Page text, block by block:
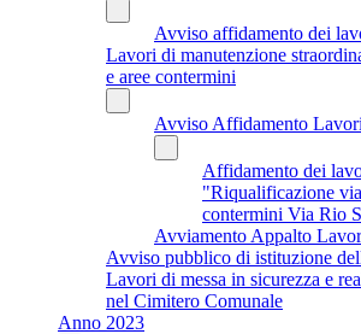
Avviso affidamento dei
Lavori di manutenzione
e aree contermini
Avviso Affidamento Lavori
Affidamento dei
"Riqualificazione
contermini Via Rio
Avviamento Appalto
Avviso pubblico di istituzione
Lavori di messa in sicurezza e
nel Cimitero Comunale
Anno 2023